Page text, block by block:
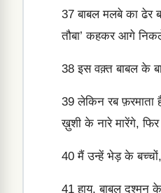
37 बाबल मलबे का ढेर
तौबा’ कहकर आगे
38 इस वक़्त बाबल के
39 लेकिन रब फ़रमाता
ख़ुशी के नारे मारेंगे,
40 मैं उन्हें भेड़ के
41 हाय, बाबल दुश्मन